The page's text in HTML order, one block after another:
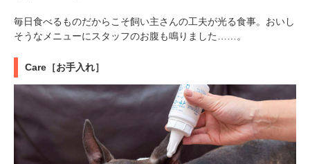
毎日食べるものだからこそ飼い主さんの工夫が光る食事。おいし
そうなメニューにスタッフのお腹も鳴りました……。
Care［お手入れ］